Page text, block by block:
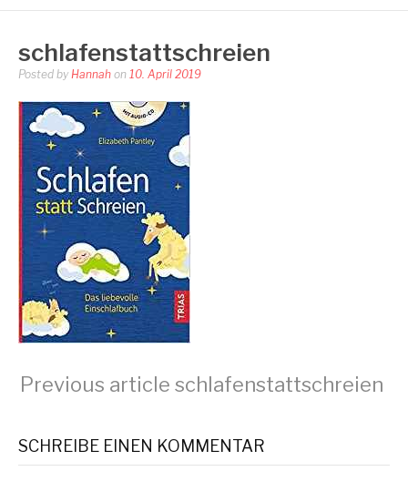
schlafenstattschreien
Posted by Hannah on 10. April 2019
Continue
Reading
Previous article schlafenstattschreien
SCHREIBE EINEN KOMMENTAR